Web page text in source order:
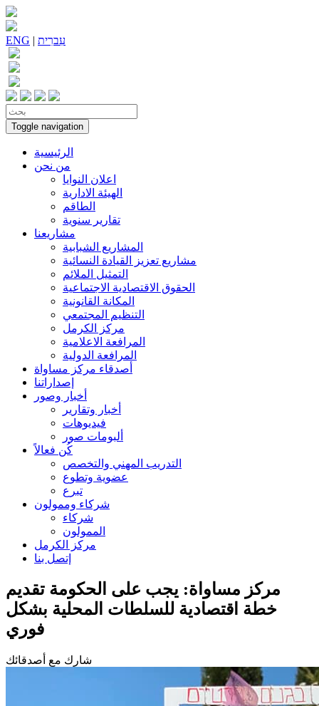
ENG | עִברִית
Toggle navigation
الرئيسية
من نحن
اعلان النوايا
الهيئة الادارية
الطاقم
تقارير سنوية
مشاريعنا
المشاريع الشبابية
مشاريع تعزيز القيادة النسائية
التمثيل الملائم
الحقوق الاقتصادية الاجتماعية
المكانة القانونية
التنظيم المجتمعي
مركز الكرمل
المرافعة الاعلامية
المرافعة الدولية
أصدقاء مركز مساواة
إصداراتنا
أخبار وصور
أخبار وتقارير
فيديوهات
ألبومات صور
كُن فعالاً
التدريب المهني والتخصص
عضوية وتطوع
تبرع
شركاء وممولون
شركاء
الممولون
مركز الكرمل
إتصل بنا
مركز مساواة: يجب على الحكومة تقديم
خطة اقتصادية للسلطات المحلية بشكل
فوري
شارك مع أصدقائك